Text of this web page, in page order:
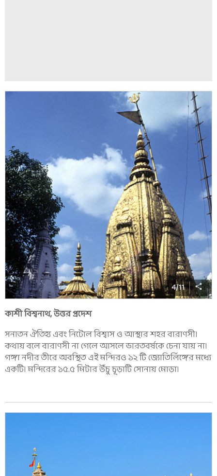
4/11
কাশী বিশ্বনাথ, উত্তর প্রদেশ
সনাতন ঐতিহ্য এবং নিটোল বিশ্বাস ও আস্থার শহর বারাণসী।
কথায় বলে বারাণসী না গেলে আসলে ভারতবর্ষকে চেনা যায় না।
গঙ্গা নদীর তীরে অবস্থিত এই মন্দিরও ১২ টি জ্যোতির্লিঙ্গের মধ্যে
একটি। মন্দিরের ১৫.৫ মিটার উঁচু চূড়াটি সোনায় মোড়া।